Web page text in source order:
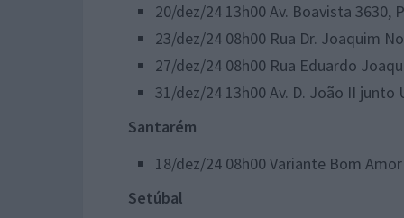
20/dez/24 13h00 Av. Boavista 3630,
23/dez/24 08h00 Rua Dr. Joaquim
27/dez/24 08h00 Rua Eduardo
31/dez/24 13h00 Av. D. João II junto
Santarém
18/dez/24 08h00 Variante Bom
Setúbal